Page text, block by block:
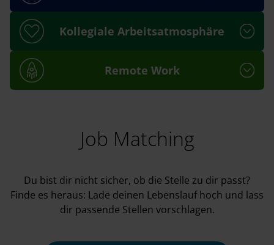
Kollegiale Arbeitsatmosphäre
Remote Work
Job Matching
Du bist dir nicht sicher, ob die Stelle zu dir passt?
Finde es heraus: Lade deinen Lebenslauf hoch und lass
dir passende Stellen vorschlagen.